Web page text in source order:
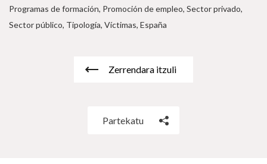
Programas de formación, Promoción de empleo, Sector privado,
Sector público, Tipología, Víctimas, España
Zerrendara itzuli
Partekatu